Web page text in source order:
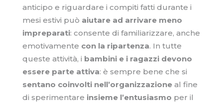
anticipo e riguardare i compiti fatti durante i
mesi estivi può aiutare ad arrivare meno
impreparati: consente di familiarizzare, anche
emotivamente con la ripartenza. In tutte
queste attività, i bambini e i ragazzi devono
essere parte attiva: è sempre bene che si
sentano coinvolti nell’organizzazioneal fine
di sperimentare insieme l’entusiasmo per il